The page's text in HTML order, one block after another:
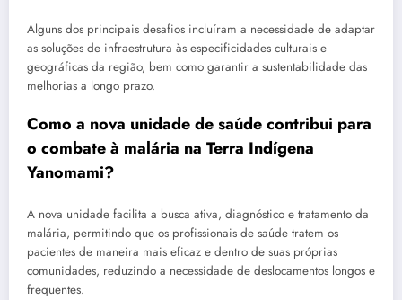
Alguns dos principais desafios incluíram a necessidade de adaptar
as soluções de infraestrutura às especificidades culturais e
geográficas da região, bem como garantir a sustentabilidade das
melhorias a longo prazo.
Como a nova unidade de saúde contribui para
o combate à malária na Terra Indígena
Yanomami?
A nova unidade facilita a busca ativa, diagnóstico e tratamento da
malária, permitindo que os profissionais de saúde tratem os
pacientes de maneira mais eficaz e dentro de suas próprias
comunidades, reduzindo a necessidade de deslocamentos longos e
frequentes.